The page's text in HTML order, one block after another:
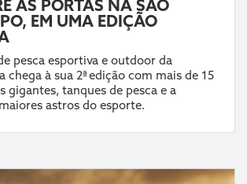
AS PORTAS NA SÃO
EM UMA EDIÇÃO
pesca esportiva e outdoor da
chega à sua 2ª edição com mais de 15
gigantes, tanques de pesca e a
astros do esporte.